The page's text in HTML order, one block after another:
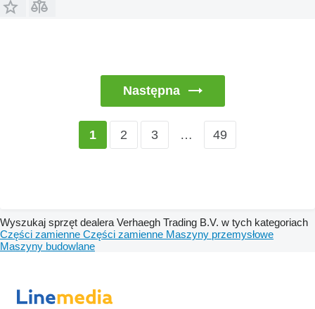
Następna
1 2 3 … 49
Wyszukaj sprzęt dealera Verhaegh Trading B.V. w tych kategoriach
Części zamienne Części zamienne Maszyny przemysłowe
Maszyny budowlane